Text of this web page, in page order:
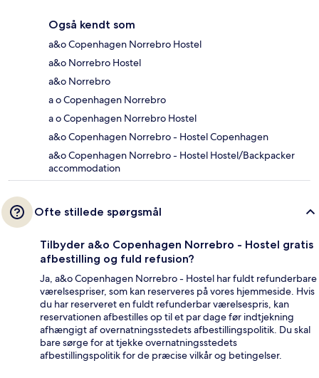
Også kendt som
a&o Copenhagen Norrebro Hostel
a&o Norrebro Hostel
a&o Norrebro
a o Copenhagen Norrebro
a o Copenhagen Norrebro Hostel
a&o Copenhagen Norrebro - Hostel Copenhagen
a&o Copenhagen Norrebro - Hostel Hostel/Backpacker
accommodation
Ofte stillede spørgsmål
Tilbyder a&o Copenhagen Norrebro - Hostel gratis
afbestilling og fuld refusion?
Ja, a&o Copenhagen Norrebro - Hostel har fuldt refunderbare
værelsespriser, som kan reserveres på vores hjemmeside. Hvis
du har reserveret en fuldt refunderbar værelsespris, kan
reservationen afbestilles op til et par dage før indtjekning
afhængigt af overnatningsstedets afbestillingspolitik. Du skal
bare sørge for at tjekke overnatningsstedets
afbestillingspolitik for de præcise vilkår og betingelser.